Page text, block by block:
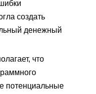
создать
денежный
что
потенциальные